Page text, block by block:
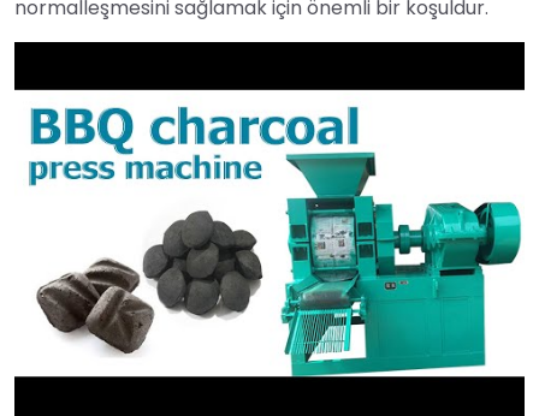
normalleşmesini sağlamak için önemli bir koşuldur.